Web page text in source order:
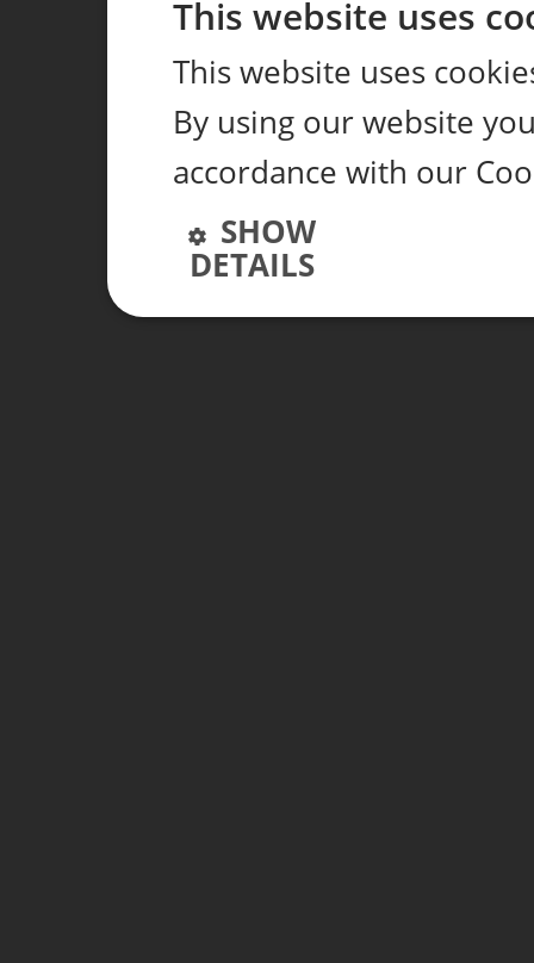
This website uses
This website uses
By using our website
accordance with our
SHOW
DETAILS